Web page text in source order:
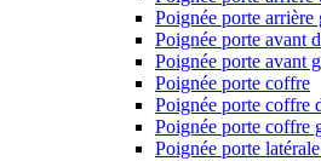
Poignée porte arrière
Poignée porte avant
Poignée porte avant
Poignée porte coffre
Poignée porte coffre
Poignée porte coffre
Poignée porte